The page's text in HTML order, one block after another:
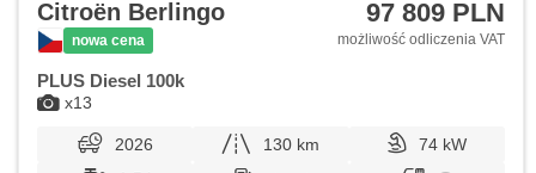
x13
Citroën Berlingo
nowa cena
97 809 PLN
możliwość odliczenia VAT
PLUS Diesel 100k
2026 130 km
74 kW